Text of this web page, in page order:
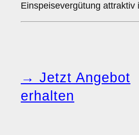
Einspeisevergütung attraktiv
→ Jetzt Angebot
erhalten